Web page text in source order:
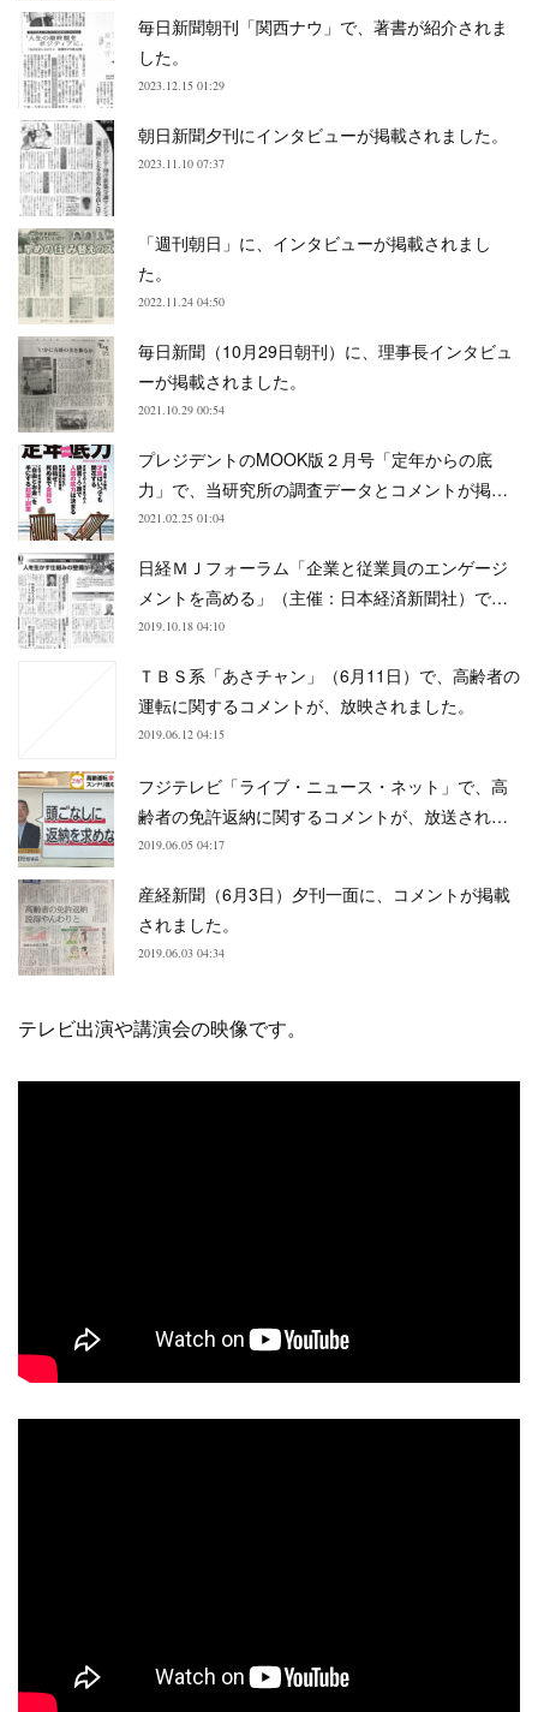
毎日新聞朝刊「関西ナウ」で、著書が紹介されま
した。
2023.12.15 01:29
朝日新聞夕刊にインタビューが掲載されました。
2023.11.10 07:37
「週刊朝日」に、インタビューが掲載されまし
た。
2022.11.24 04:50
毎日新聞（10月29日朝刊）に、理事長インタビュ
ーが掲載されました。
2021.10.29 00:54
プレジデントのMOOK版２月号「定年からの底
力」で、当研究所の調査データとコメントが掲…
2021.02.25 01:04
日経ＭＪフォーラム「企業と従業員のエンゲージ
メントを高める」（主催：日本経済新聞社）で…
2019.10.18 04:10
ＴＢＳ系「あさチャン」（6月11日）で、高齢者の
運転に関するコメントが、放映されました。
2019.06.12 04:15
フジテレビ「ライブ・ニュース・ネット」で、高
齢者の免許返納に関するコメントが、放送され…
2019.06.05 04:17
産経新聞（6月3日）夕刊一面に、コメントが掲載
されました。
2019.06.03 04:34
テレビ出演や講演会の映像です。